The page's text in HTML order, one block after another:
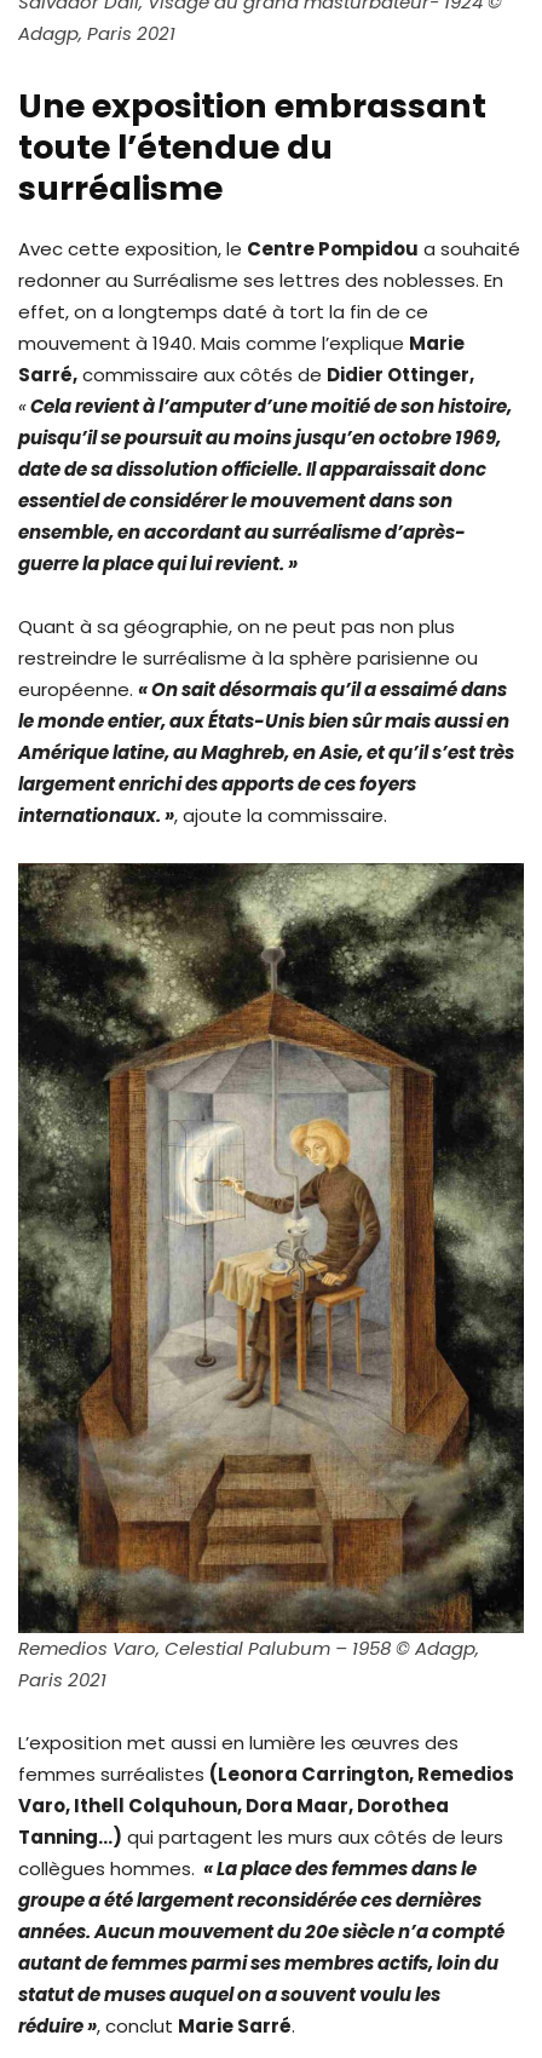
Adagp, Paris 2021
Une exposition embrassant
toute l’étendue du
surréalisme
Avec cette exposition, le Centre Pompidou a souhaité
redonner au Surréalisme ses lettres des noblesses. En
effet, on a longtemps daté à tort la fin de ce
mouvement à 1940. Mais comme l’explique Marie
Sarré,commissaire aux côtés de Didier Ottinger,
«Cela revient à l’amputer d’une moitié de son histoire,
puisqu’il se poursuit au moins jusqu’en octobre 1969,
date de sa dissolution officielle. Il apparaissait donc
essentiel de considérer le mouvement dans son
ensemble, en accordant au surréalisme d’après-
guerre la place qui lui revient. »
Quant à sa géographie, on ne peut pas non plus
restreindre le surréalisme à la sphère parisienne ou
européenne. « On sait désormais qu’il a essaimé dans
le monde entier, aux États-Unis bien sûr mais aussi en
Amérique latine, au Maghreb, en Asie, et qu’il s’est très
largement enrichi des apports de ces foyers
internationaux. », ajoute la commissaire.
Remedios Varo, Celestial Palubum – 1958 © Adagp,
Paris 2021
L’exposition met aussi en lumière les œuvres des
femmes surréalistes (Leonora Carrington, Remedios
Varo, Ithell Colquhoun, Dora Maar, Dorothea
Tanning…) qui partagent les murs aux côtés de leurs
collègues hommes. « La place des femmes dans le
groupe a été largement reconsidérée ces dernières
années. Aucun mouvement du 20e siècle n’a compté
autant de femmes parmi ses membres actifs, loin du
statut de muses auquel on a souvent voulu les
réduire », conclut Marie Sarré.